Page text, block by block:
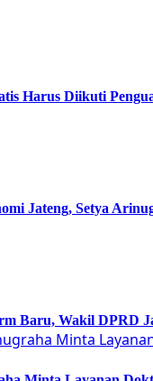
Harus Diikuti
Jateng, Setya
Baru, Wakil DPRD